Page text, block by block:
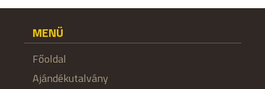
MENÜ
Főoldal
Ajándékutalvány